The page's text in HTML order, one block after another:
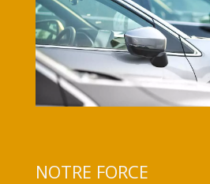
NOTRE FORCE